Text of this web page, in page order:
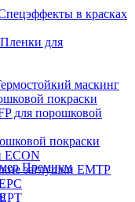
в красках
Пленки для
маскинг
покраски
для порошковой
покраски
ECON
заглушки EMTP
Премиум